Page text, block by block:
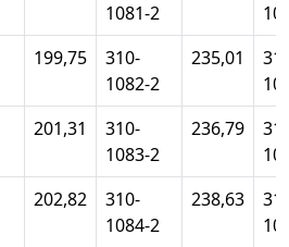
1081-2
199,75
310-
1082-2
235,01
201,31
310-
1083-2
236,79
202,82
310-
1084-2
238,63